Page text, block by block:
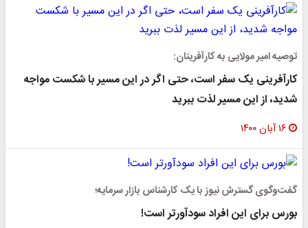
توصیه امیر مولایی به کارآفرینان:
کارآفرینی یک سفر است، حتی اگر در این مسیر با شکست مواجه
شدید، از این مسیر لذت ببرید
۱۶ آبان ۱۴۰۰
گفت‌وگوی گسترش نیوز با یک کارشناس بازار سرمایه؛
بورس برای این افراد سودآورتر است!